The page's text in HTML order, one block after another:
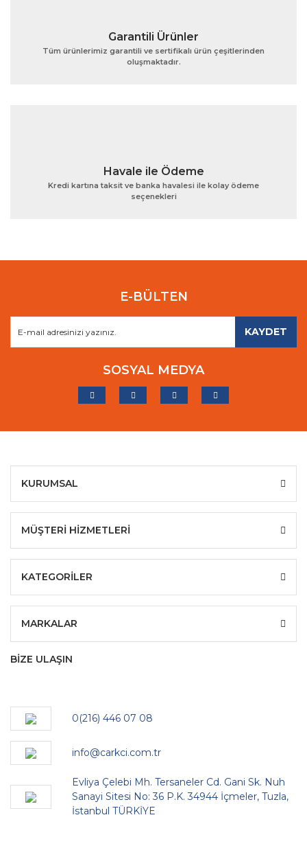
Gönder
Garantili Ürünler
Tüm ürünlerimiz garantili ve sertifikalı ürün çeşitlerinden
oluşmaktadır.
Havale ile Ödeme
Kredi kartına taksit ve banka havalesi ile kolay ödeme
seçenekleri
E-BÜLTEN
KAYDET
SOSYAL MEDYA
KURUMSAL
MÜŞTERİ HİZMETLERİ
KATEGORİLER
MARKALAR
BİZE ULAŞIN
0(216) 446 07 08
info@carkci.com.tr
Evliya Çelebi Mh. Tersaneler Cd. Gani Sk. Nuh
Sanayi Sitesi No: 36 P.K. 34944 İçmeler, Tuzla,
İstanbul TÜRKİYE